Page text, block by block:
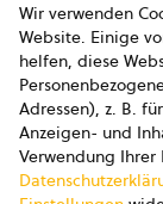
Wir verwenden
Website. Einige
helfen, diese
Adressen), z. B.
Anzeigen- und
Verwendung